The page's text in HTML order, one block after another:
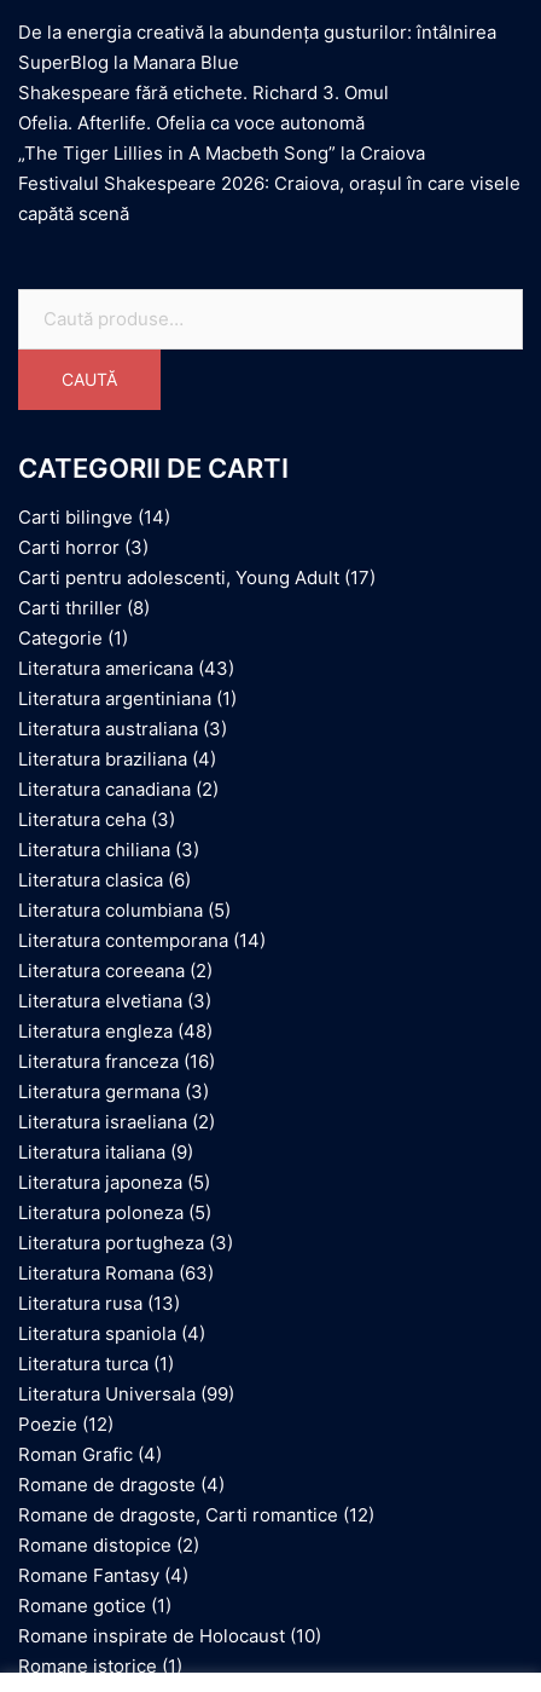
De la energia creativă la abundența gusturilor: întâlnirea
SuperBlog la Manara Blue
Shakespeare fără etichete. Richard 3. Omul
Ofelia. Afterlife. Ofelia ca voce autonomă
„The Tiger Lillies in A Macbeth Song” la Craiova
Festivalul Shakespeare 2026: Craiova, orașul în care visele
capătă scenă
după:
CAUTĂ
CATEGORII DE CARTI
Carti bilingve (14)
Carti horror (3)
Carti pentru adolescenti, Young Adult (17)
Carti thriller (8)
Categorie (1)
Literatura americana (43)
Literatura argentiniana (1)
Literatura australiana (3)
Literatura braziliana (4)
Literatura canadiana (2)
Literatura ceha (3)
Literatura chiliana (3)
Literatura clasica (6)
Literatura columbiana (5)
Literatura contemporana (14)
Literatura coreeana (2)
Literatura elvetiana (3)
Literatura engleza (48)
Literatura franceza (16)
Literatura germana (3)
Literatura israeliana (2)
Literatura italiana (9)
Literatura japoneza (5)
Literatura poloneza (5)
Literatura portugheza (3)
Literatura Romana (63)
Literatura rusa (13)
Literatura spaniola (4)
Literatura turca (1)
Literatura Universala (99)
Poezie (12)
Roman Grafic (4)
Romane de dragoste (4)
Romane de dragoste, Carti romantice (12)
Romane distopice (2)
Romane Fantasy (4)
Romane gotice (1)
Romane inspirate de Holocaust (10)
Romane istorice (1)